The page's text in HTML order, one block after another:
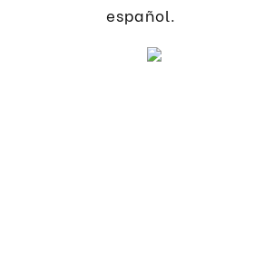
español.